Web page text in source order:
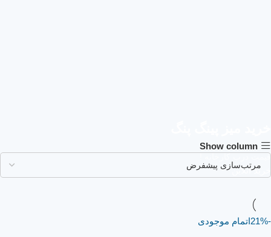
قیمت درب کارخانه !
خرید آنلاین
Show column
-21% اتمام موجودی